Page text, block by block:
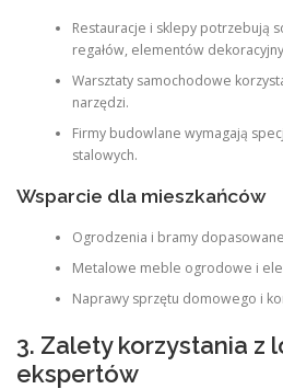
Restauracje i sklepy potrzebują
regałów, elementów
Warsztaty samochodowe
narzędzi.
Firmy budowlane wymagają
stalowych.
Wsparcie dla mieszkańców
Ogrodzenia i bramy
Metalowe meble ogrodowe i
Naprawy sprzętu domowego i
3. Zalety korzystania z
ekspertów